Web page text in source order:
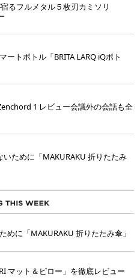
るフルメタル５枚刃カミソリ
ートボトル「BRITA LARQ iQボト
1 レビュー会議外の会話も全
ために「MAKURAKU 折りたたみ
めに「MAKURAKU 折りたたみ傘」
マット＆ピロー」を徹底レビュー